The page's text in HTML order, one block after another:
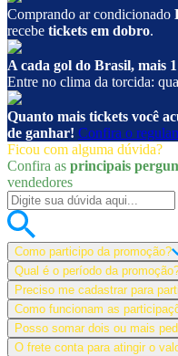
Comprando ar condicionado
recebe tickets em dobro.
A cada gol do Brasil, mais
Entre no clima da torcida:
Quanto mais tickets você
de ganhar! Confira o
Ficou com alguma dúvida?
Confira as principais
vendedores
Como participo da promoção?
Qual é o período da
Preciso me cadastrar para
Como funcionam as
Posso somar dois ou mais
O frete conta para atingir o